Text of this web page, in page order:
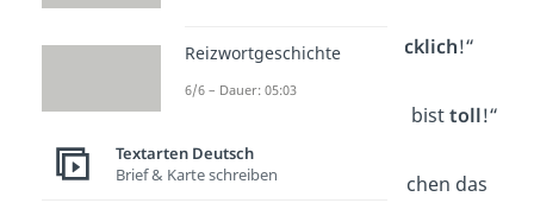
„Bleib gesund & glücklich!“
„Happy Birthday, du bisttoll!“
„Freunde wie du machen das
Reizwortgeschichte
6/6 – Dauer: 05:03
Textarten Deutsch
Brief & Karte schreiben